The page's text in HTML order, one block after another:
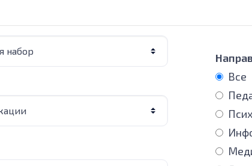
Все